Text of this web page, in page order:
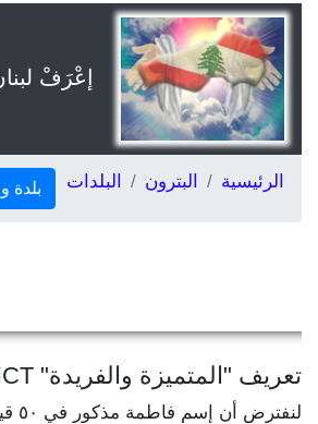
إعْرَفْ
الرئيسية البترون البلدات
تعريف "المتميزة والفريدة" DISTINCT